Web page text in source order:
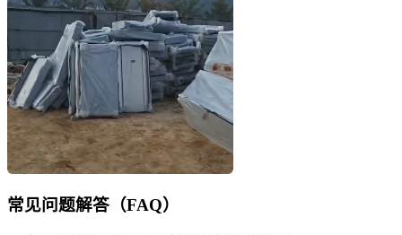
常见问题解答（FAQ）